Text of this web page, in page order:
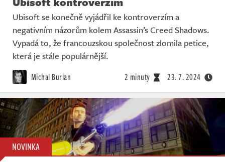
Ubisoft se konečně vyjádřil ke kontroverzím a
negativním názorům kolem Assassin’s Creed Shadows.
Vypadá to, že francouzskou společnost zlomila petice,
která je stále populárnější.
Michal Burian 2 minuty 23. 7. 2024
NOVINKA